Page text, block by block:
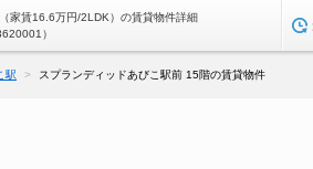
家賃16.6万円/2LDK）の賃貸物件詳細
）
駅 スプランディッドあびこ駅前 15階の賃貸物件